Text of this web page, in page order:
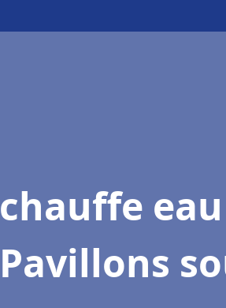
chauffe
Pavillons